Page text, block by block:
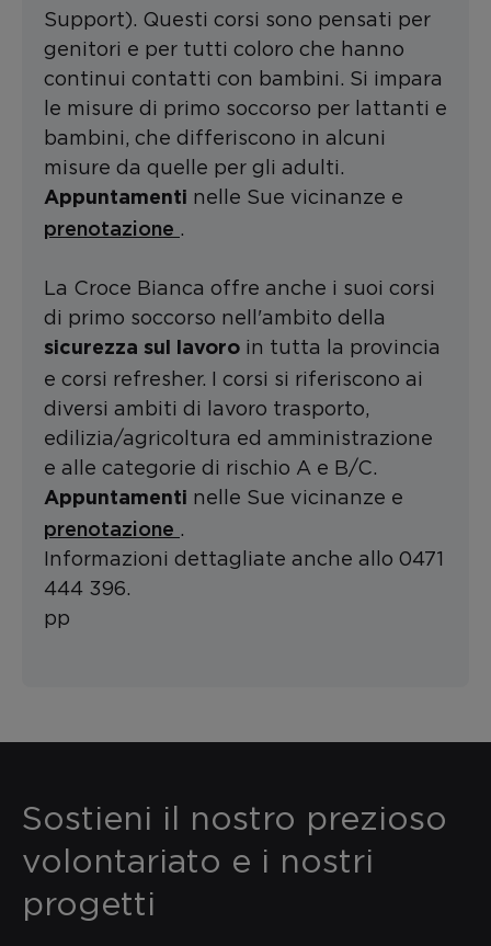
Support). Questi corsi sono pensati per
genitori e per tutti coloro che hanno
continui contatti con bambini. Si impara
le misure di primo soccorso per lattanti e
bambini, che differiscono in alcuni
misure da quelle per gli adulti.
Appuntamenti nelle Sue vicinanze e
prenotazione .
La Croce Bianca offre anche i suoi corsi
di primo soccorso nell'ambito della
sicurezza sul lavoro in tutta la provincia
e corsi refresher. I corsi si riferiscono ai
diversi ambiti di lavoro trasporto,
edilizia/agricoltura ed amministrazione
e alle categorie di rischio A e B/C.
Appuntamenti nelle Sue vicinanze e
prenotazione .
Informazioni dettagliate anche allo 0471
444 396.
pp
Sostieni il nostro prezioso
volontariato e i nostri
progetti